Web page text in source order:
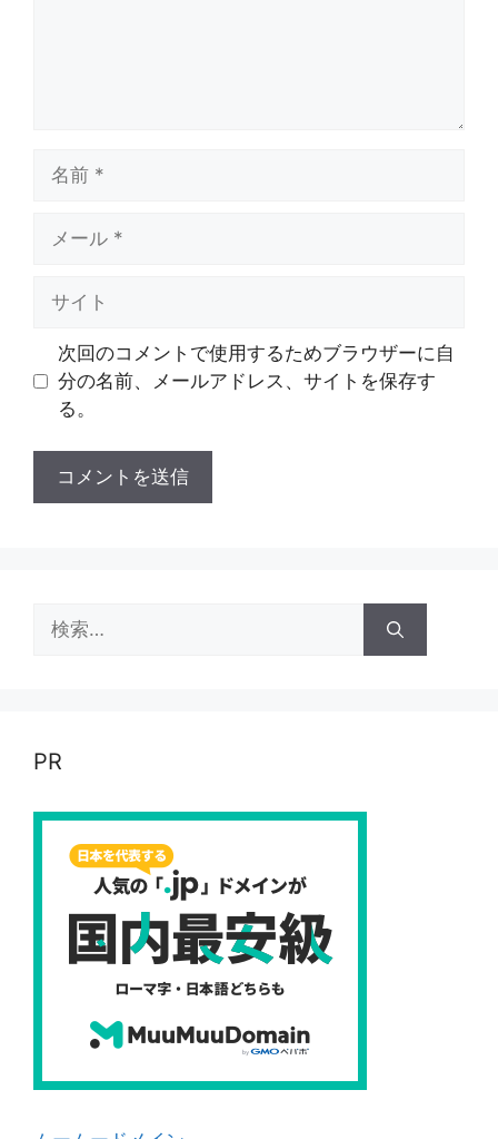
次回のコメントで使用するためブラウザーに自
分の名前、メールアドレス、サイトを保存す
る。
索:
PR